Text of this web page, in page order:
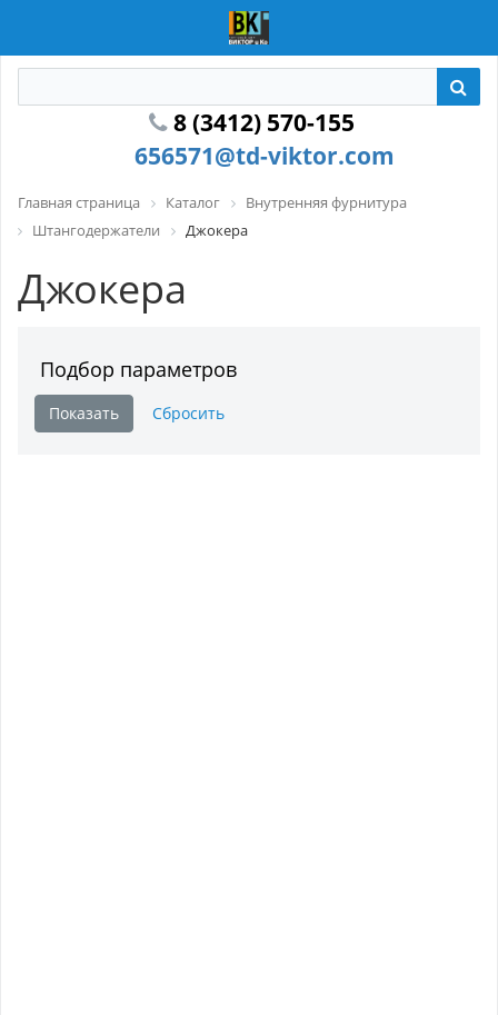
8 (3412) 570-155
656571@td-viktor.com
Главная страница Каталог
Внутренняя фурнитура
Штангодержатели
Джокера
Джокера
Подбор параметров